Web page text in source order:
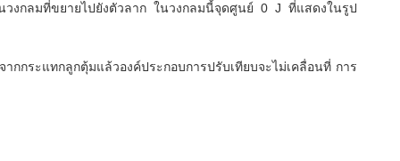
งกลมที่ขยายไปยังตัวลาก ในวงกลมนี้จุดศูนย์ 0 J ที่แสดงในรูป
ากกระแทกลูกตุ้มแล้วองค์ประกอบการปรับเทียบจะไม่เคลื่อนที่ การ